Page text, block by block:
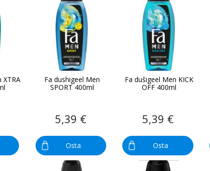
XTRA
Fa dushigeel Men
SPORT 400ml
5,39 €
Osta
Fa dušigeel Men KICK
OFF 400ml
5,39 €
Osta